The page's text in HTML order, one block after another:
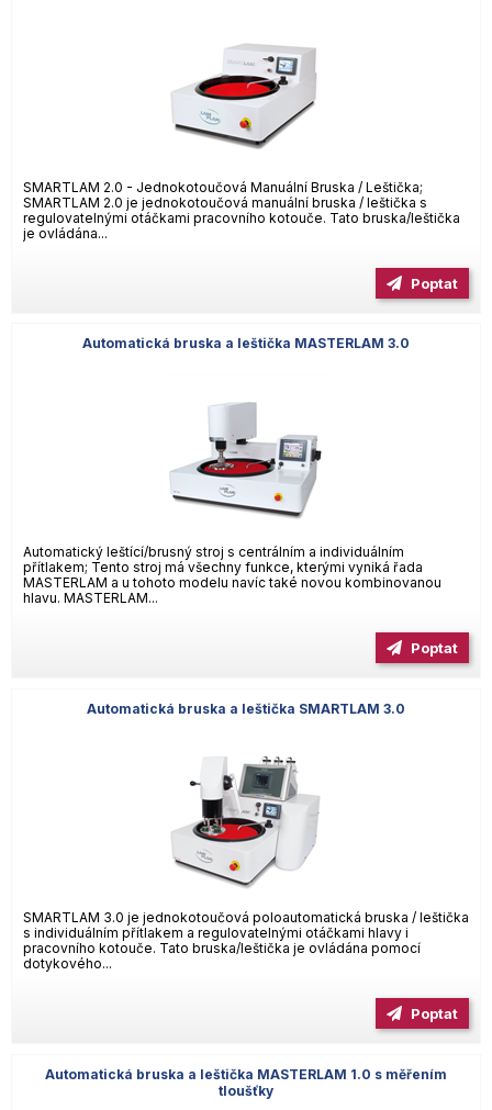
SMARTLAM 2.0 - Jednokotoučová Manuální Bruska / Leštička;
SMARTLAM 2.0 je jednokotoučová manuální bruska / leštička s
regulovatelnými otáčkami pracovního kotouče. Tato bruska/leštička
je ovládána...
Poptat
Automatická bruska a leštička MASTERLAM 3.0
Automatický leštící/brusný stroj s centrálním a individuálním
přítlakem; Tento stroj má všechny funkce, kterými vyniká řada
MASTERLAM a u tohoto modelu navíc také novou kombinovanou
hlavu. MASTERLAM...
Poptat
Automatická bruska a leštička SMARTLAM 3.0
SMARTLAM 3.0 je jednokotoučová poloautomatická bruska / leštička
s individuálním přítlakem a regulovatelnými otáčkami hlavy i
pracovního kotouče. Tato bruska/leštička je ovládána pomocí
dotykového...
Poptat
Automatická bruska a leštička MASTERLAM 1.0 s měřením
tloušťky